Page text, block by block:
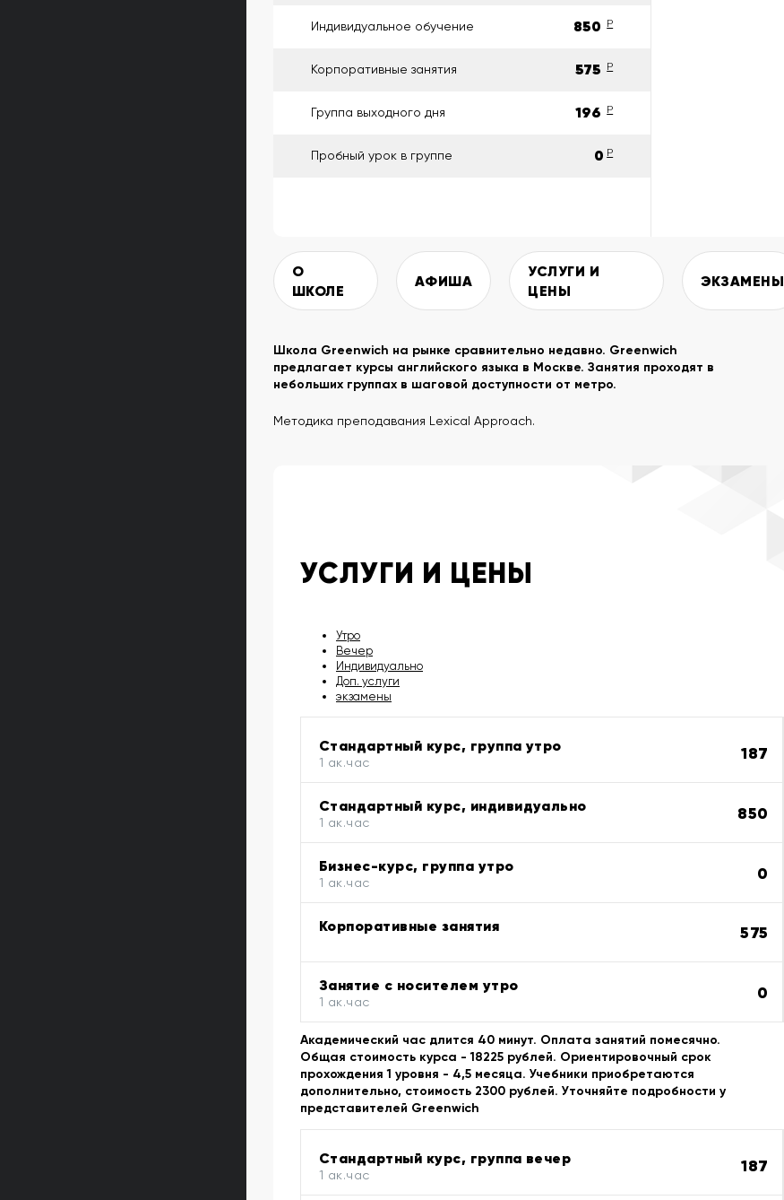
Индивидуальное обучение 850 P
Корпоративные занятия 575 P
Группа выходного дня 196 P
Пробный урок в группе 0 P
О
ШКОЛЕ
АФИША
УСЛУГИ И
ЦЕНЫ
ЭКЗАМЕНЫ
Школа Greenwich на рынке сравнительно недавно. Greenwich
предлагает курсы английского языка в Москве. Занятия проходят в
небольших группах в шаговой доступности от метро.
Методика преподавания Lexical Approach.
УСЛУГИ И ЦЕНЫ
Утро
Вечер
Индивидуально
Доп. услуги
экзамены
Стандартный курс, группа утро
1 ак.час 187
Стандартный курс, индивидуально
1 ак.час 850
Бизнес-курс, группа утро
1 ак.час 0
Корпоративные занятия 575
Занятие с носителем утро
1 ак.час 0
Академический час длится 40 минут. Оплата занятий помесячно.
Общая стоимость курса - 18225 рублей. Ориентировочный срок
прохождения 1 уровня - 4,5 месяца. Учебники приобретаются
дополнительно, стоимость 2300 рублей. Уточняйте подробности у
представителей Greenwich
Стандартный курс, группа вечер
1 ак.час 187